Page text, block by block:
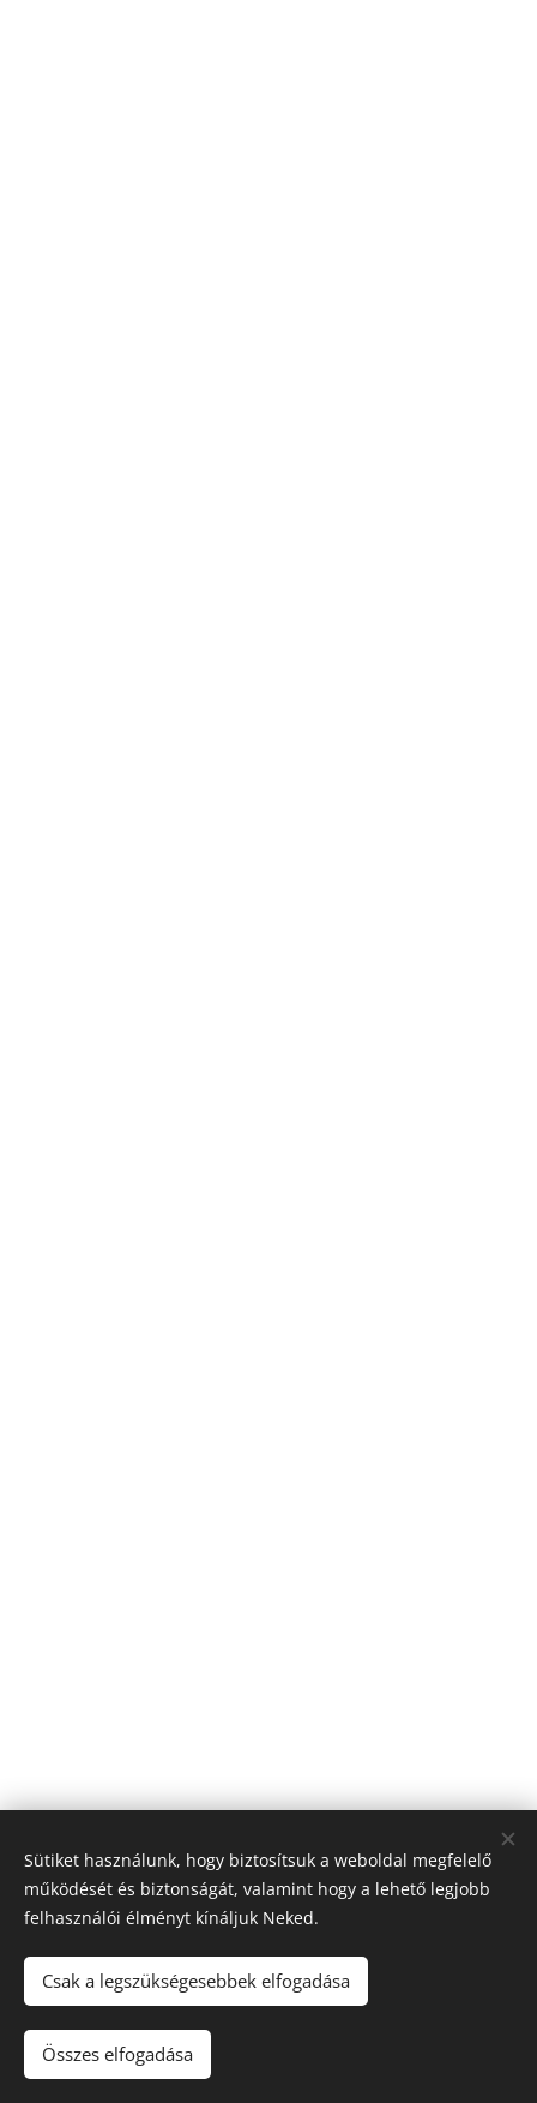
© 2026 Nagyfólia Kft. Minden jog fenntartva
Sütik
Sütiket használunk, hogy biztosítsuk a weboldal megfelelő
működését és biztonságát, valamint hogy a lehető legjobb
felhasználói élményt kínáljuk Neked.
Csak a legszükségesebbek elfogadása
Összes elfogadása